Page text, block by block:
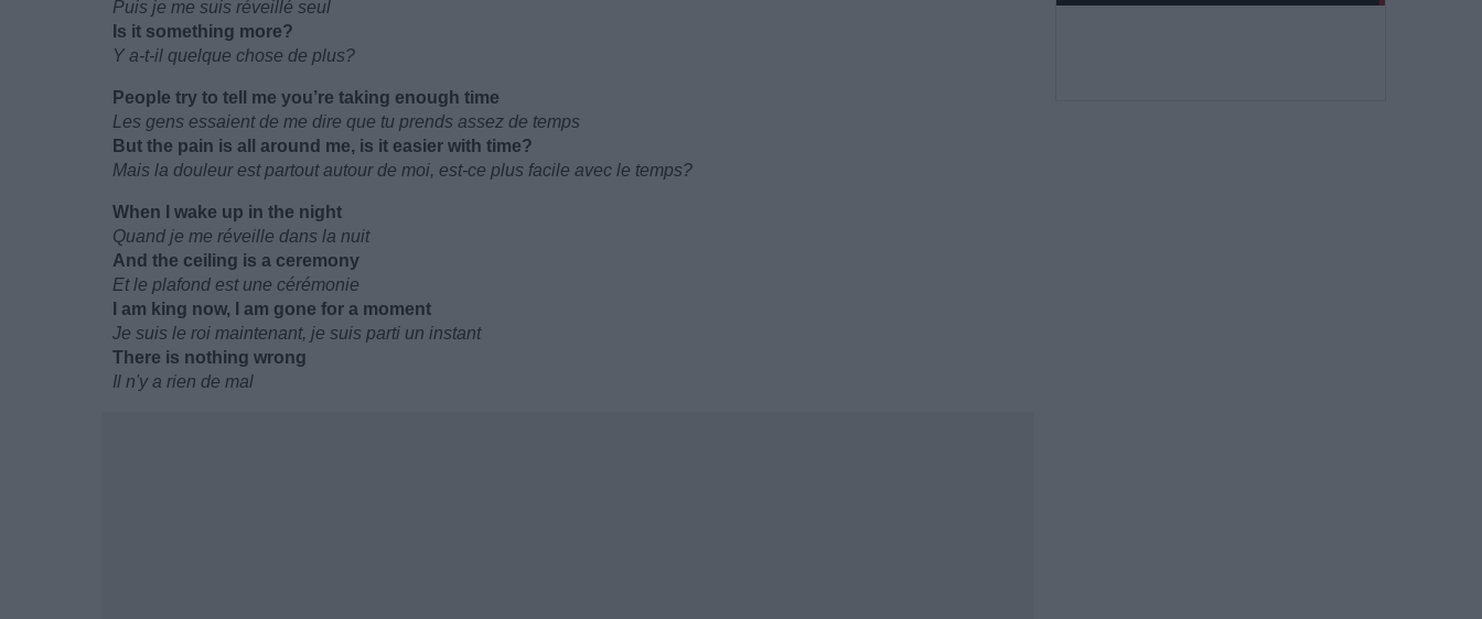
Puis je me suis réveillé seul
Is it something more?
Y a-t-il quelque chose de plus?
People try to tell me you’re taking enough time
Les gens essaient de me dire que tu prends assez de temps
But the pain is all around me, is it easier with time?
Mais la douleur est partout autour de moi, est-ce plus facile avec le temps?
When I wake up in the night
Quand je me réveille dans la nuit
And the ceiling is a ceremony
Et le plafond est une cérémonie
I am king now, I am gone for a moment
Je suis le roi maintenant, je suis parti un instant
There is nothing wrong
Il n'y a rien de mal